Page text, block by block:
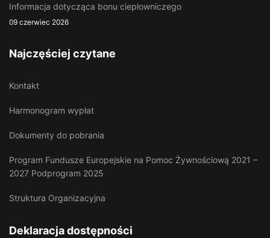
Informacja dotycząca bonu ciepłowniczego
09 czerwiec 2026
Najczęściej czytane
Kontakt
Harmonogram wypłat
Dokumenty do pobrania
Program Fundusze Europejskie na Pomoc Żywnościową 2021 –
2027 Podprogram 2025
Struktura Organizacyjna
Deklaracja dostępności